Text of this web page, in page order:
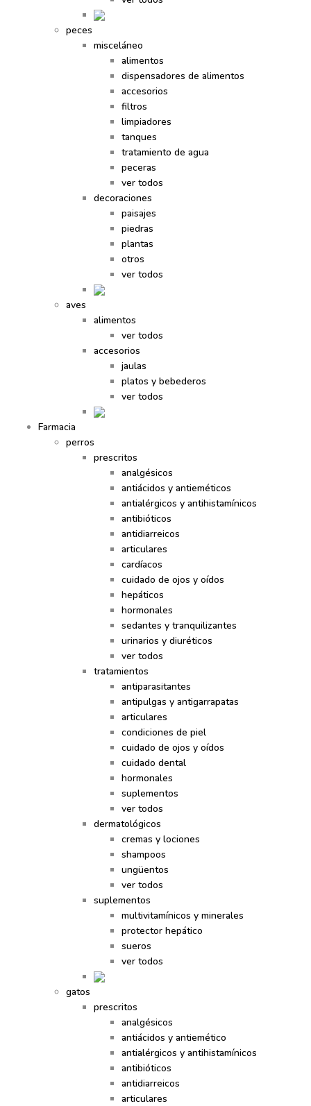
peces
misceláneo
alimentos
dispensadores de alimentos
accesorios
filtros
limpiadores
tanques
tratamiento de agua
peceras
ver todos
decoraciones
paisajes
piedras
plantas
otros
ver todos
aves
alimentos
ver todos
accesorios
jaulas
platos y bebederos
ver todos
Farmacia
perros
prescritos
analgésicos
antiácidos y antieméticos
antialérgicos y antihistamínicos
antibióticos
antidiarreicos
articulares
cardíacos
cuidado de ojos y oídos
hepáticos
hormonales
sedantes y tranquilizantes
urinarios y diuréticos
ver todos
tratamientos
antiparasitantes
antipulgas y antigarrapatas
articulares
condiciones de piel
cuidado de ojos y oídos
cuidado dental
hormonales
suplementos
ver todos
dermatológicos
cremas y lociones
shampoos
ungüentos
ver todos
suplementos
multivitamínicos y minerales
protector hepático
sueros
ver todos
gatos
prescritos
analgésicos
antiácidos y antiemético
antialérgicos y antihistamínicos
antibióticos
antidiarreicos
articulares